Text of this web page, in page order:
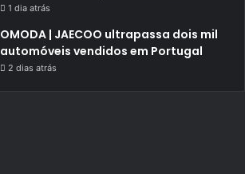
1 dia atrás
OMODA | JAECOO ultrapassa dois mil
automóveis vendidos em Portugal
2 dias atrás